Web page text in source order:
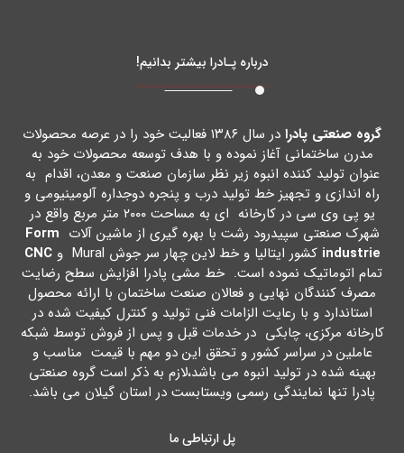
درباره پـادرا بیشتر بدانیم!
گروه صنعتی پادرا
در سال ۱۳۸۶ فعالیت خود را در عرصه محصولات
مدرن ساختمانی آغاز نموده و با هدف توسعه محصولات خود به
عنوان تولید کننده انبوه زیر نظر سازمان صنعت و معدن، اقدام به
راه اندازي و تجهیز خط تولید درب و پنجره دوجداره آلومینیومی و
یو پی وي سی در کارخانه اي به مساحت ۲۰۰۰ متر مربع واقع در
شهرك صنعتی سپیدرود رشت با بهره گیري از ماشین آلات Form
industrie کشور ایتالیا و خط لاین چهار سر جوش Mural و
CNC
تمام اتوماتیک نموده است. خط مشی پادرا افزایش سطح رضایت
مصرف کنندگان نهایی و فعالان صنعت ساختمان با ارائه محصول
استاندارد و با رعایت الزامات فنی تولید و کنترل کیفیت شده در
کارخانه مرکزي، چابکی در خدمات قبل و پس از فروش توسط شبکه
عاملین در سراسر کشور و تحقق این دو مهم با قیمت مناسب و
بهینه شده در تولید انبوه می باشد،لازم به ذکر است گروه صنعتی
پادرا تنها نمایندگی رسمی ویستابست در استان گیلان می باشد.
پل ارتباطی ما